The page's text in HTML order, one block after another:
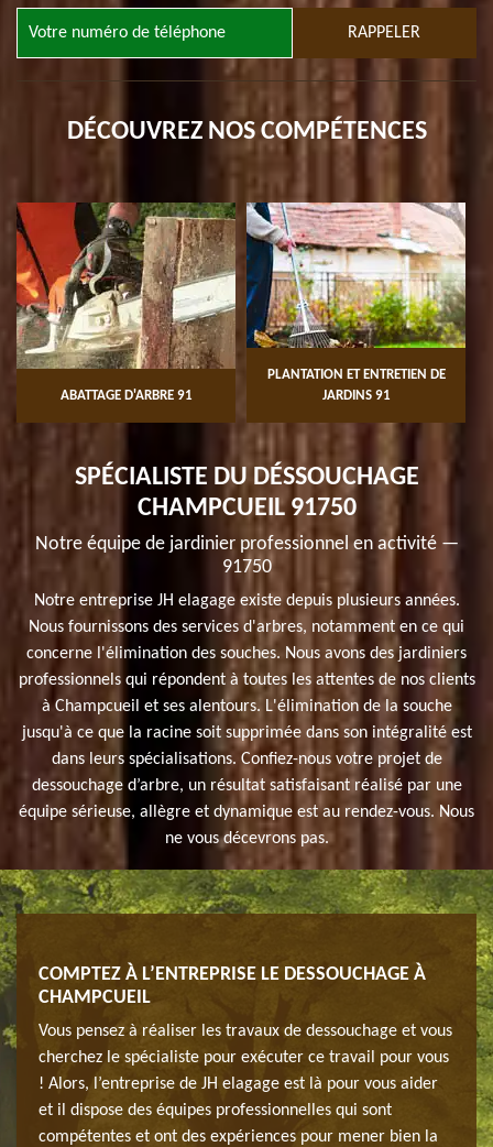
DÉCOUVREZ NOS COMPÉTENCES
ABATTAGE D'ARBRE 91
PLANTATION ET ENTRETIEN DE
JARDINS 91
SPÉCIALISTE DU DÉSSOUCHAGE
CHAMPCUEIL 91750
Notre équipe de jardinier professionnel en activité —
91750
Notre entreprise JH elagage existe depuis plusieurs années.
Nous fournissons des services d'arbres, notamment en ce qui
concerne l'élimination des souches. Nous avons des jardiniers
professionnels qui répondent à toutes les attentes de nos clients
à Champcueil et ses alentours. L'élimination de la souche
jusqu'à ce que la racine soit supprimée dans son intégralité est
dans leurs spécialisations. Confiez-nous votre projet de
dessouchage d’arbre, un résultat satisfaisant réalisé par une
équipe sérieuse, allègre et dynamique est au rendez-vous. Nous
ne vous décevrons pas.
COMPTEZ À L’ENTREPRISE LE DESSOUCHAGE À
CHAMPCUEIL
Vous pensez à réaliser les travaux de dessouchage et vous
cherchez le spécialiste pour exécuter ce travail pour vous
! Alors, l’entreprise de JH elagage est là pour vous aider
et il dispose des équipes professionnelles qui sont
compétentes et ont des expériences pour mener bien la
qui
si